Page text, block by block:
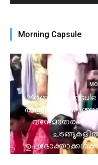
Morning Capsule
Morning
രാത്രി തീർന്നു,
വന്ദേമാതരം
ചടങ്ങുകളിൽ